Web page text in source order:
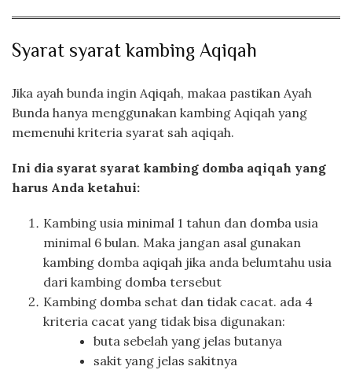
Syarat syarat kambing Aqiqah
Jika ayah bunda ingin Aqiqah, makaa pastikan Ayah
Bunda hanya menggunakan kambing Aqiqah yang
memenuhi kriteria syarat sah aqiqah.
Ini dia syarat syarat kambing domba aqiqah yang
harus Anda ketahui:
Kambing usia minimal 1 tahun dan domba usia
minimal 6 bulan. Maka jangan asal gunakan
kambing domba aqiqah jika anda belumtahu usia
dari kambing domba tersebut
Kambing domba sehat dan tidak cacat. ada 4
kriteria cacat yang tidak bisa digunakan:
buta sebelah yang jelas butanya
sakit yang jelas sakitnya